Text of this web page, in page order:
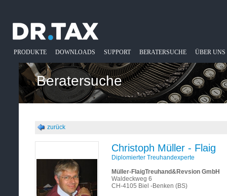
PRODUKTE DOWNLOADS SUPPORT BERATERSUCHE ÜBER UNS
Beratersuche
zurück
Christoph Müller - Flaig
Diplomierter Treuhandexperte
Müller-FlaigTreuhand&Revsion GmbH
Waldeckweg 6
CH-4105 Biel -Benken (BS)